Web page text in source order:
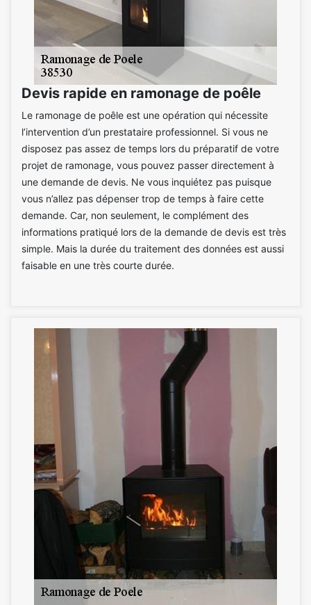
Devis rapide en ramonage de poêle
Le ramonage de poêle est une opération qui nécessite
l’intervention d’un prestataire professionnel. Si vous ne
disposez pas assez de temps lors du préparatif de votre
projet de ramonage, vous pouvez passer directement à
une demande de devis. Ne vous inquiétez pas puisque
vous n’allez pas dépenser trop de temps à faire cette
demande. Car, non seulement, le complément des
informations pratiqué lors de la demande de devis est très
simple. Mais la durée du traitement des données est aussi
faisable en une très courte durée.